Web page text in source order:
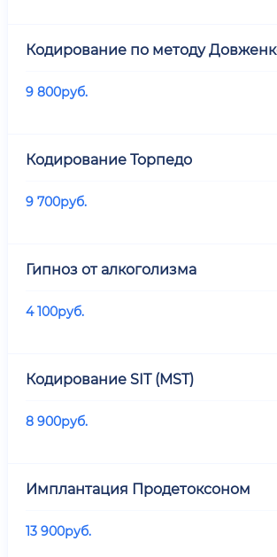
Кодирование по методу
9 800руб.
Кодирование Торпедо
9 700руб.
Гипноз от алкоголизма
4 100руб.
Кодирование SIT (MST)
8 900руб.
Имплантация Продетоксоном
13 900руб.